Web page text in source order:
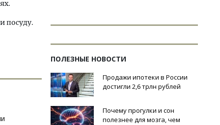
посуду.
ПОЛЕЗНЫЕ НОВОСТИ
Продажи ипотеки в России
достигли 2,6 трлн рублей
Почему прогулки и сон
полезнее для мозга, чем